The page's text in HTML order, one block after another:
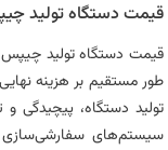
قیمت دستگاه تولید
قیمت دستگاه تولید چیپس
طور مستقیم بر هزینه
تولید دستگاه، پیچیدگی و
سیستم‌های